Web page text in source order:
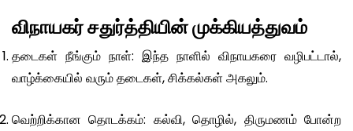
விநாயகர் சதுர்த்தியின் முக்கியத்துவம்
தடைகள் நீங்கும் நாள்: இந்த நாளில் விநாயகரை வழிபட்டால்,
வாழ்க்கையில் வரும் தடைகள், சிக்கல்கள் அகலும்.
வெற்றிக்கான தொடக்கம்: கல்வி, தொழில், திருமணம் போன்ற